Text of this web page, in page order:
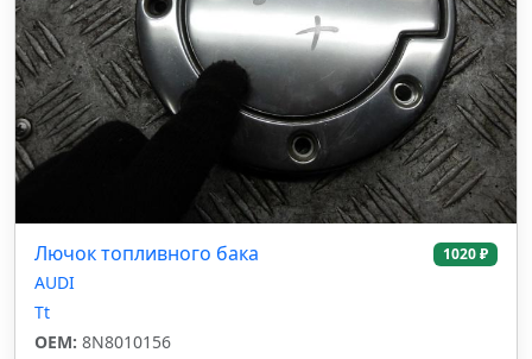
Лючок топливного бака 1020 ₽
AUDI
Tt
OEM: 8N8010156